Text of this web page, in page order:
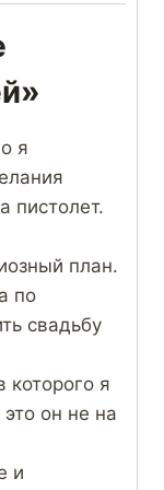
я
пистолет.
план.
по
свадьбу
которого я
он не на
и